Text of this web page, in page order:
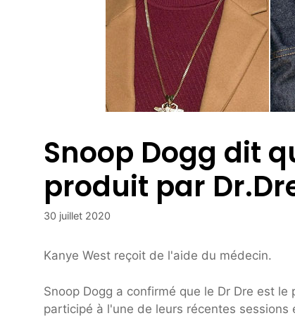
Snoop Dogg dit
produit par
30 juillet 2020
Kanye West reçoit de l'aide du médecin.
Snoop Dogg a confirmé que le Dr Dre est
participé à l'une de leurs récentes